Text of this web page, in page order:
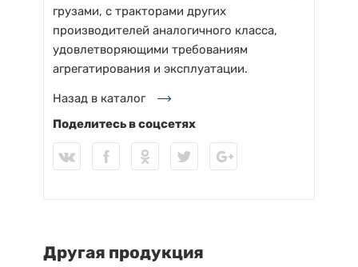
грузами, с тракторами других
производителей аналогичного класса,
удовлетворяющими требованиям
агрегатирования и эксплуатации.
Назад в каталог
Поделитесь в соцсетях
Другая продукция